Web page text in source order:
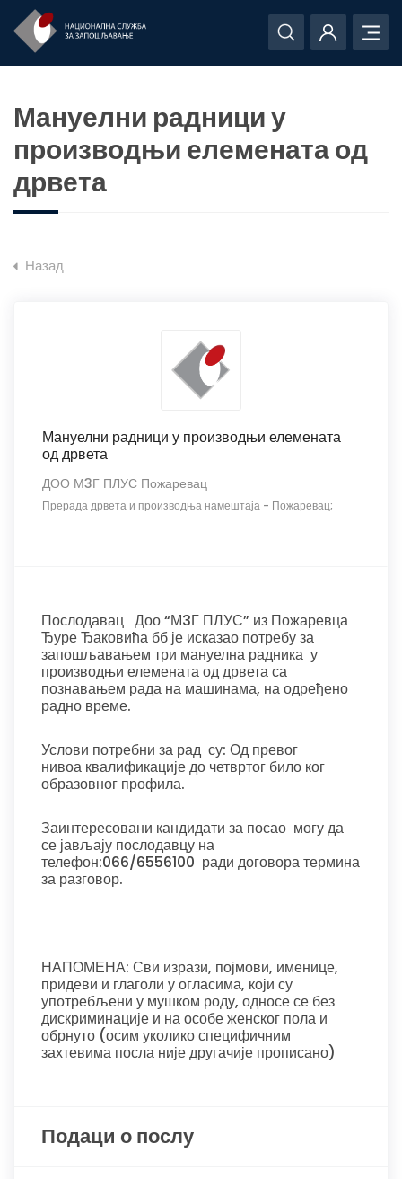
Мануелни радници у
производњи елемената од
дрвета
Назад
Мануелни радници у производњи елемената
од дрвета
ДОО М3Г ПЛУС Пожаревац
Прерада дрвета и производња намештаја - Пожаревац;
Послодавац Доо “М3Г ПЛУС” из Пожаревца
Ђуре Ђаковића бб је исказао потребу за
запошљавањем три мануелна радника у
производњи елемената од дрвета са
познавањем рада на машинама, на одређено
радно време.
Услови потребни за рад су: Од превог
нивоа квалификације до четвртог било ког
образовног профила.
Заинтересовани кандидати за посао могу да
се јављају послодавцу на
телефон:066/6556100 ради договора термина
за разговор.
НАПОМЕНА: Сви изрази, појмови, именице,
придеви и глаголи у огласима, који су
употребљени у мушком роду, односе се без
дискриминације и на особе женског пола и
обрнуто (осим уколико специфичним
захтевима посла није другачије прописано)
Подаци о послу